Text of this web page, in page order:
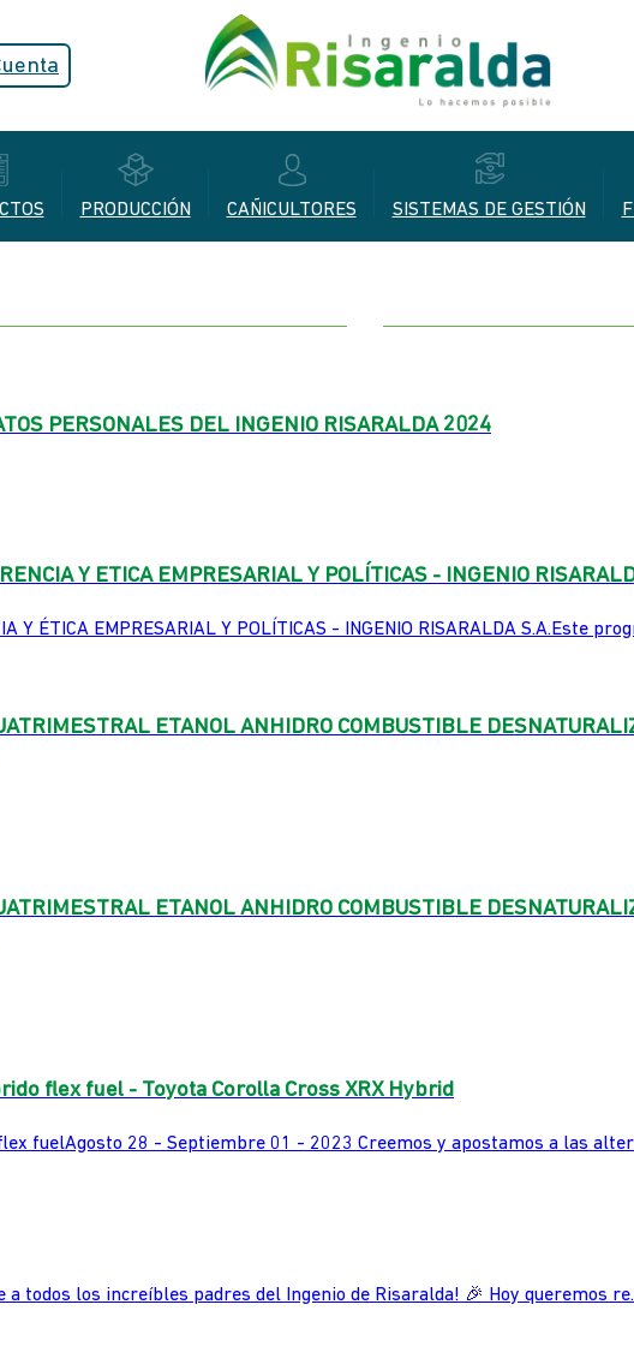
PRODUCCIÓN CAÑICULTORES SISTEMAS DE GESTIÓN
PERSONALES DEL INGENIO RISARALDA 2024
Y ETICA EMPRESARIAL Y POLÍTICAS - INGENIO
Y ÉTICA EMPRESARIAL Y POLÍTICAS - INGENIO RISARALDA S.A.Este
ETANOL ANHIDRO COMBUSTIBLE
ETANOL ANHIDRO COMBUSTIBLE
flex fuel - Toyota Corolla Cross XRX Hybrid
fuelAgosto 28 - Septiembre 01 - 2023 Creemos y apostamos a las
a todos los increíbles padres del Ingenio de Risaralda! 🎉 Hoy queremos